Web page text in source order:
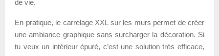
de vie.
En pratique, le carrelage XXL sur les murs permet de créer
une ambiance graphique sans surcharger la décoration. Si
tu veux un intérieur épuré, c’est une solution très efficace,